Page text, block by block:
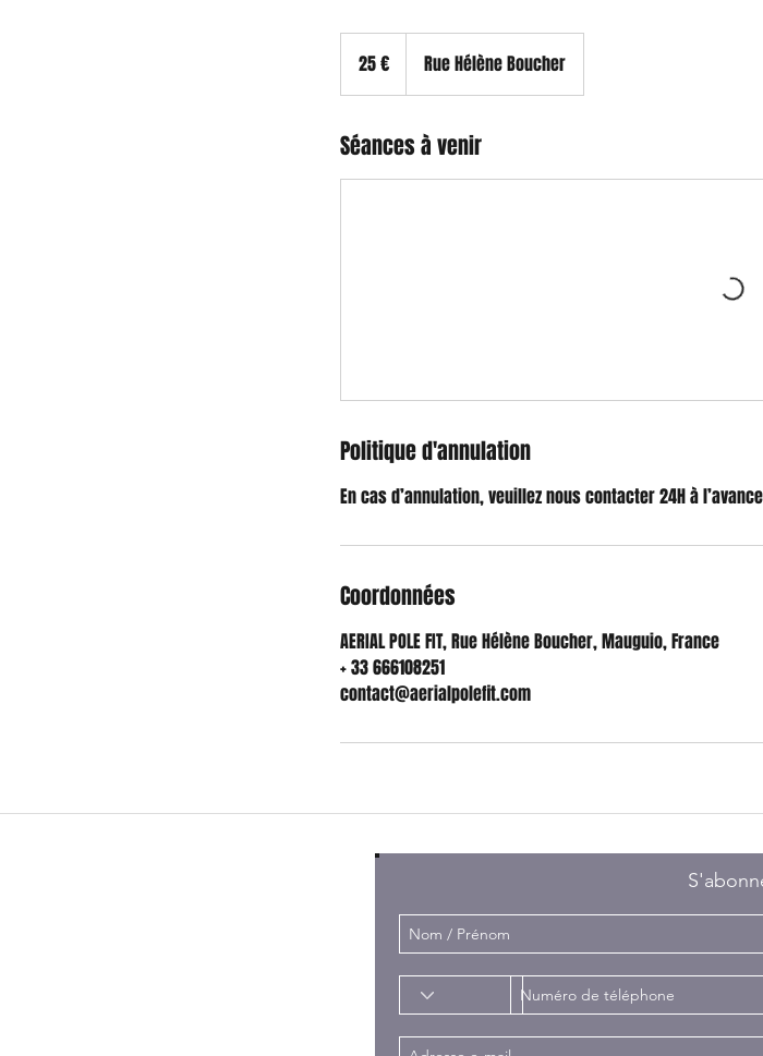
25 € Rue Hélène Boucher
Séances à venir
Politique d'annulation
En cas d’annulation, veuillez nous contacter 24H à
Coordonnées
AERIAL POLE FIT, Rue Hélène Boucher, Mauguio, France
+ 33 666108251
contact@aerialpolefit.com